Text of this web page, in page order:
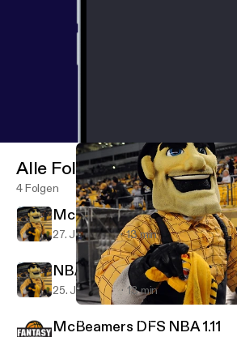
McBeamers DFS
Alle Folgen
4 Folgen
McBeamers NBA DFS 1.27
27. Jan. 2018 13 min
NBA DFS projections 1.25
25. Jan. 2018 13 min
McBeamers DFS NBA 1.11